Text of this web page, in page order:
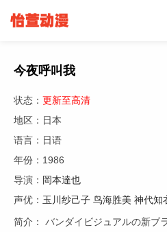
今夜呼叫我
状态： 更新至高清
地区：日本
语言：日语
年份：1986
导演： 岡本達也
声优： 玉川纱己子 鸟海胜美 神代知
简介：
バンダイビジュアルの新ブ